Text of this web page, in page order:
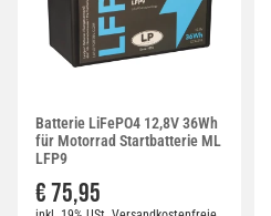
Batterie LiFePO4 12,8V 36Wh
für Motorrad Startbatterie ML
LFP9
€ 75,95